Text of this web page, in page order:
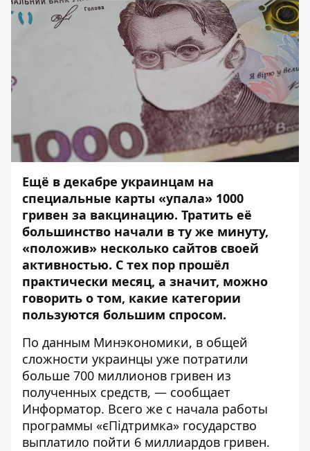
Ещё в декабре украинцам на
специальные карты «упала» 1000
гривен за вакцинацию. Тратить её
большинство начали в ту же минуту,
«положив» несколько сайтов своей
активностью. С тех пор прошёл
практически месяц, а значит, можно
говорить о том, какие категории
пользуются большим спросом.
По данным Минэкономики, в общей
сложности украинцы уже потратили
больше 700 миллионов гривен из
полученных средств, — сообщает
Информатор. Всего же с начала работы
программы «єПідтримка» государство
выплатило пойти 6 миллиардов гривен.